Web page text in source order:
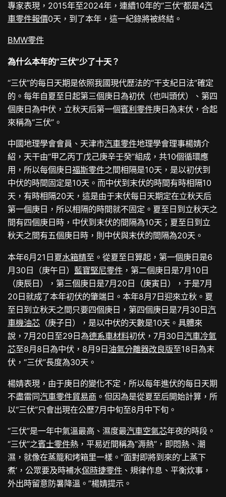
專家表現，2015年至2024年，連續10年的“三伏”都是4汽
車零件報價0天，到了本年，這一紀錄將被終結。
BMW零件
為什么本年的“三伏”少了十天？
“三伏”的每日天期是依照我國現代歷法的“干支紀日法”確定
的。每年自夏至日起第三個庚日為初伏（也叫頭伏）、第四
個庚日為中伏，立秋天后第一個賓利零件庚日為末伏，合起
來稱為“三伏”。
中國地理學會會員、天津市汽車零件地理學會理事楊婧介
紹，天干由“甲乙丙丁戊己庚辛壬癸”組成，共10個循環應
用，所以每個庚日福斯零件之間相隔是10天，是以初伏到
中伏的時間固定是10天。而中伏到末伏的時間有時相隔10
天，有時相隔20天，這是由于末伏每日天期定在立秋天后
第一個庚日，所以相隔的時間就不固定。夏至日到立秋天之
間有四個庚日時，中伏到末伏的間隔為10天；夏至日到立
秋天之間有五個庚日時，則中伏與末伏的間隔為20天。
本年6月21日夏水箱精至。從夏至日算起，第一個庚日是6
月30日（庚午日）藍寶堅尼零件 ，第二個庚日是7月10日
（庚辰日），第三個庚日是7月20日（庚寅日），于是7月
20日就成了本年初伏的肇端日。本年8月7日迎來立秋。夏
至日到立秋天之間只要四個庚日，第四個庚日是7月30日汽
車機油芯 （庚子日），是以中伏的天數是10天。具體來
說，7月20日至29日為德系車材料初伏，7月30日汽車冷氣
芯至8月8日為中伏，8月9日油氣分離器改良版至18日為末
伏，“三伏”長度為30天。
楊婧表現，由于庚日的變化不定，所以每年進伏的每日天期
不盡雷同汽車零件貿易商 。但因為是從夏至后開始計算，所
以“三伏”只會出現在公歷7月中旬至8月中下旬。
“三伏”是一年中氣溫最高、濕度最汽車空氣芯年夜的時段。
“三伏”之賓士零件熱，平易近間稱為“溽熱”，即悶熱、潮
濕，就像在蒸籠和烤箱里一樣。“面對即將到來的‘上蒸下
煮’，公眾要及時補水保時捷零件 、規律作息、平衡炊事，
外出時留意防暑降溫。”楊婧提示。